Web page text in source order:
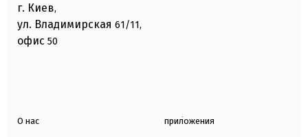
г. Киев,
ул. Владимирская 61/11,
офис 50
О нас приложения